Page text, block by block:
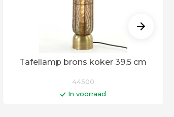
Tafellamp brons koker 39,5 cm
44500
In voorraad